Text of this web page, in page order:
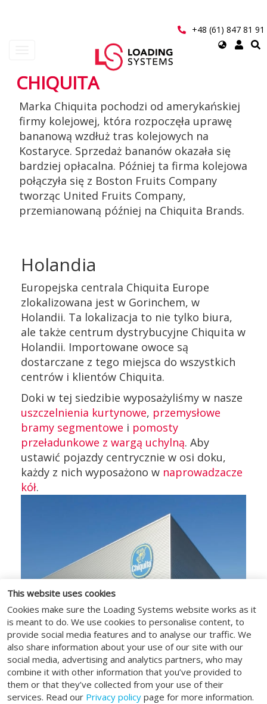
This website uses cookies
Cookies make sure the Loading Systems website works as it
is meant to do. We use cookies to personalise content, to
provide social media features and to analyse our traffic. We
also share information about your use of our site with our
social media, advertising and analytics partners, who may
combine it with other information that you’ve provided to
them or that they’ve collected from your use of their
services. Read our Privacy policy page for more information.
+48 (61) 847 81 91
Select
User
account
menu
CHIQUITA
Marka Chiquita pochodzi od amerykańskiej
firmy kolejowej, która rozpoczęła uprawę
bananową wzdłuż tras kolejowych na
Kostaryce. Sprzedaż bananów okazała się
bardziej opłacalna. Później ta firma kolejowa
połączyła się z Boston Fruits Company
tworząc United Fruits Company,
przemianowaną później na Chiquita Brands.
Holandia
Europejska centrala Chiquita Europe
zlokalizowana jest w Gorinchem, w
Holandii. Ta lokalizacja to nie tylko biura,
ale także centrum dystrybucyjne Chiquita w
Holandii. Importowane owoce są
dostarczane z tego miejsca do wszystkich
centrów i klientów Chiquita.
Doki w tej siedzibie wyposażyliśmy w nasze
uszczelnienia kurtynowe, przemysłowe
bramy segmentowe i pomosty
przeładunkowe z wargą uchylną. Aby
ustawić pojazdy centrycznie w osi doku,
każdy z nich wyposażono w naprowadzacze
kół.